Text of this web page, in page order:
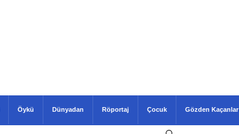
Öykü Dünyadan Röportaj Çocuk Gözden Kaçanlar